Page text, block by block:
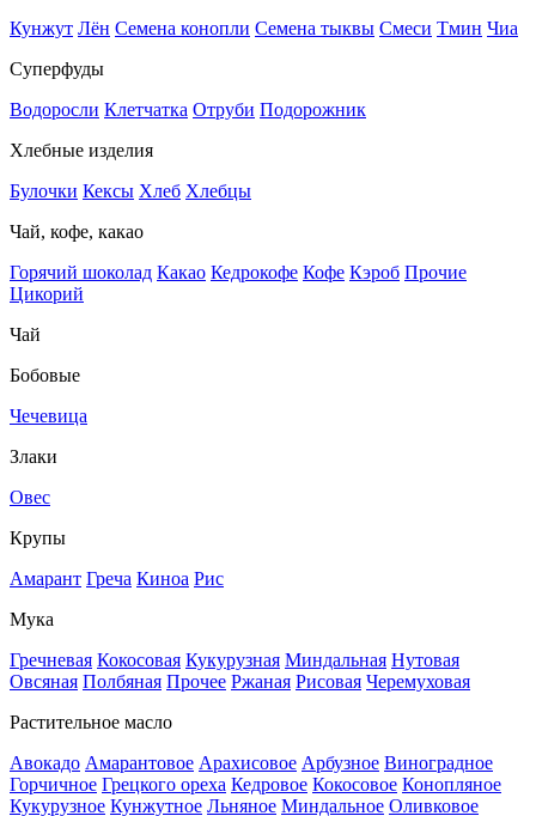
Кунжут Лён Семена конопли Семена тыквы Смеси Тмин Чиа
Суперфуды
Водоросли Клетчатка Отруби Подорожник
Хлебные изделия
Булочки Кексы Хлеб Хлебцы
Чай, кофе, какао
Горячий шоколад Какао Кедрокофе Кофе Кэроб Прочие
Цикорий
Чай
Бобовые
Чечевица
Злаки
Овес
Крупы
Амарант Греча Киноа Рис
Мука
Гречневая Кокосовая Кукурузная Миндальная Нутовая
Овсяная Полбяная Прочее Ржаная Рисовая Черемуховая
Растительное масло
Авокадо Амарантовое Арахисовое Арбузное Виноградное
Горчичное Грецкого ореха Кедровое Кокосовое Конопляное
Кукурузное Кунжутное Льняное Миндальное Оливковое